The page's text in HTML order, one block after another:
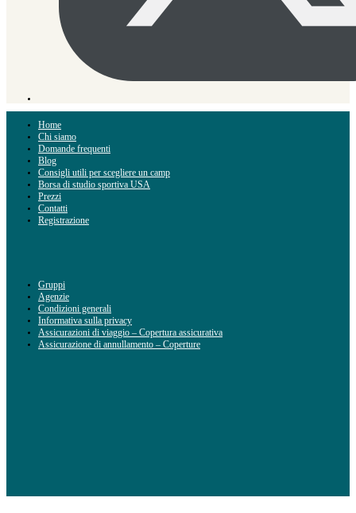
Home
Chi siamo
Domande frequenti
Blog
Consigli utili per scegliere un camp
Borsa di studio sportiva USA
Prezzi
Contatti
Registrazione
Gruppi
Agenzie
Condizioni generali
Informativa sulla privacy
Assicurazioni di viaggio – Copertura assicurativa
Assicurazione di annullamento – Coperture